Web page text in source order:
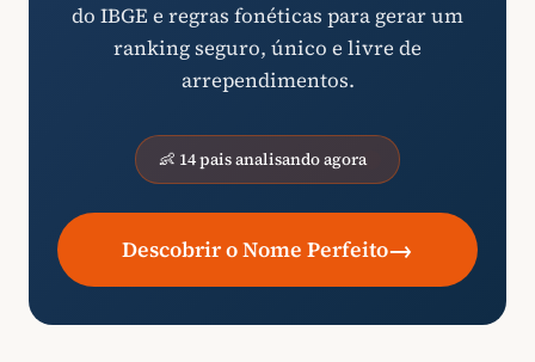
do IBGE e regras fonéticas para gerar um
ranking seguro, único e livre de
arrependimentos.
👶 14 pais analisando agora
Descobrir o Nome Perfeito→